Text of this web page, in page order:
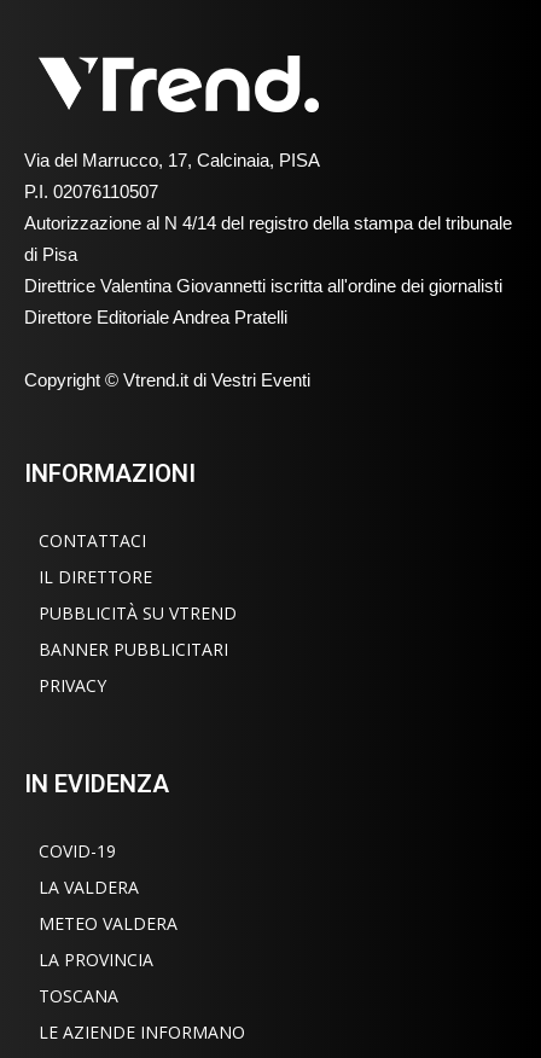
Via del Marrucco, 17, Calcinaia, PISA
P.I. 02076110507
Autorizzazione al N 4/14 del registro della stampa del tribunale
di Pisa
Direttrice Valentina Giovannetti iscritta all'ordine dei giornalisti
Direttore Editoriale Andrea Pratelli
Copyright © Vtrend.it di Vestri Eventi
INFORMAZIONI
CONTATTACI
IL DIRETTORE
PUBBLICITÀ SU VTREND
BANNER PUBBLICITARI
PRIVACY
IN EVIDENZA
COVID-19
LA VALDERA
METEO VALDERA
LA PROVINCIA
TOSCANA
LE AZIENDE INFORMANO